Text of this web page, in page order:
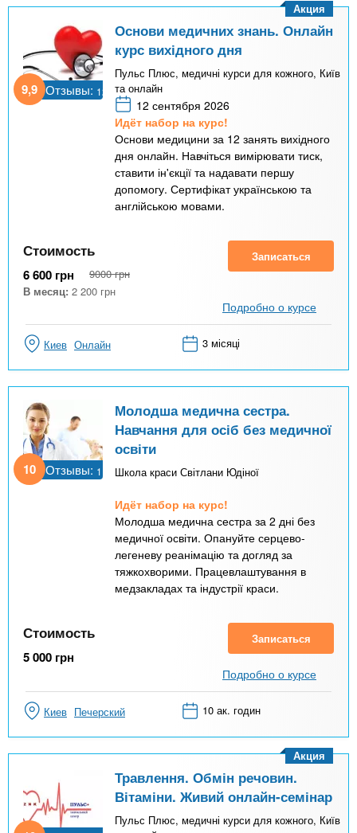
9,9 Отзывы: 12
Основи медичних знань. Онлайн
курс вихідного дня
Пульс Плюс, медичні курси для кожного, Київ
та онлайн
12 сентября 2026
Идёт набор на курс!
Основи медицини за 12 занять вихідного
дня онлайн. Навчіться вимірювати тиск,
ставити ін'єкції та надавати першу
допомогу. Сертифікат українською та
англійською мовами.
Акция
Стоимость
6 600 грн 9000 грн
В месяц: 2 200 грн
Записаться
Подробно о курсе
Киев Онлайн 3 місяці
10 Отзывы: 1
Молодша медична сестра.
Навчання для осіб без медичної
освіти
Школа краси Світлани Юдіної
Идёт набор на курс!
Молодша медична сестра за 2 дні без
медичної освіти. Опануйте серцево-
легеневу реанімацію та догляд за
тяжкохворими. Працевлаштування в
медзакладах та індустрії краси.
Стоимость
5 000 грн
Записаться
Подробно о курсе
Киев Печерский 10 ак. годин
Травлення. Обмін речовин.
Вітаміни. Живий онлайн-семінар
Пульс Плюс, медичні курси для кожного, Київ
Акция